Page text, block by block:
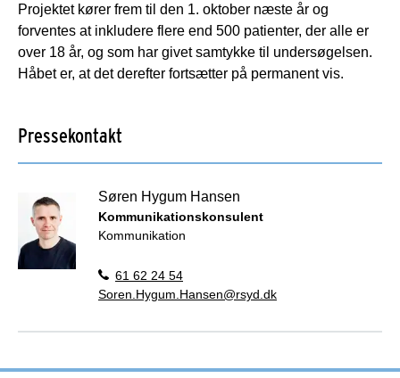
Projektet kører frem til den 1. oktober næste år og
forventes at inkludere flere end 500 patienter, der alle er
over 18 år, og som har givet samtykke til undersøgelsen.
Håbet er, at det derefter fortsætter på permanent vis.
Pressekontakt
Søren Hygum Hansen
Kommunikationskonsulent
Kommunikation
61 62 24 54
Soren.Hygum.Hansen@rsyd.dk